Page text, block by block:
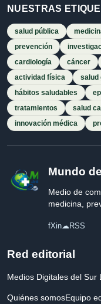
NUESTRAS
salud pública
prevención
cardiología
cáncer
actividad física
salud
hábitos saludables
tratamientos
salud
innovación médica
Mundo
Medio de
medicina,
fXin☁RSS
Red editorial
Medios Digitales del Sur
Quiénes somosEquipo